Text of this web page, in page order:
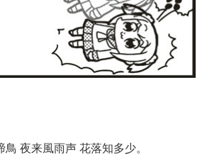
夜来風雨声 花落知多少。